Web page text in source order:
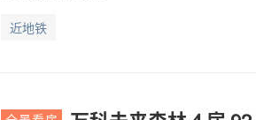
近地铁